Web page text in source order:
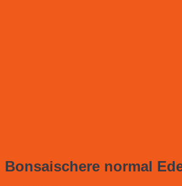
Bonsaischere normal